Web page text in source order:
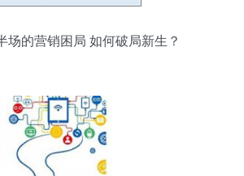
场的营销困局 如何破局新生？